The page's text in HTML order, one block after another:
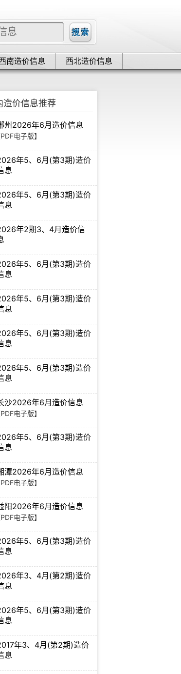
南造价信息 西北造价信息
造价信息推荐
州2026年6月造价信息
PDF电子版】
年5、6月(第3期)造价
息
年5、6月(第3期)造价
息
年2期3、4月造价信
年5、6月(第3期)造价
息
年5、6月(第3期)造价
息
年5、6月(第3期)造价
息
年5、6月(第3期)造价
息
沙2026年6月造价信息
PDF电子版】
年5、6月(第3期)造价
息
潭2026年6月造价信息
PDF电子版】
阳2026年6月造价信息
PDF电子版】
年5、6月(第3期)造价
息
年3、4月(第2期)造价
息
年5、6月(第3期)造价
息
年3、4月(第2期)造价
息